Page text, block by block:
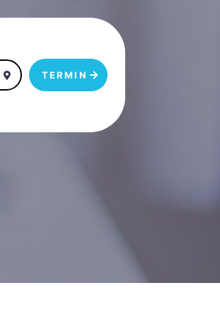
TERMIN